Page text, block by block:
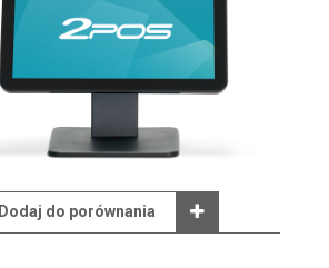
Dodaj do porównania